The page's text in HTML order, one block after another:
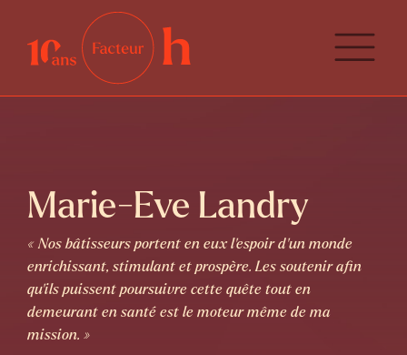
Marie-Eve Landry
« Nos bâtisseurs portent en eux l'espoir d'un monde
enrichissant, stimulant et prospère. Les soutenir afin
qu'ils puissent poursuivre cette quête tout en
demeurant en santé est le moteur même de ma
mission. »